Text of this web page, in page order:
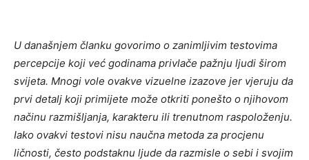
U današnjem članku govorimo o zanimljivim testovima
percepcije koji već godinama privlače pažnju ljudi širom
svijeta. Mnogi vole ovakve vizuelne izazove jer vjeruju da
prvi detalj koji primijete može otkriti ponešto o njihovom
načinu razmišljanja, karakteru ili trenutnom raspoloženju.
Iako ovakvi testovi nisu naučna metoda za procjenu
ličnosti, često podstaknu ljude da razmisle o sebi i svojim